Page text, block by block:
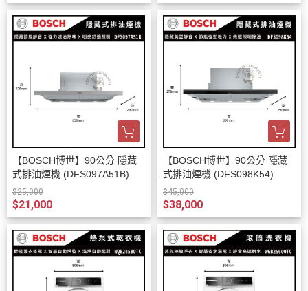
【BOSCH博世】90公分 隱藏
式排油煙機 (DFS097A51B)
$25,000
$21,000
【BOSCH博世】90公分 隱藏
式排油煙機 (DFS098K54)
$45,000
$38,000